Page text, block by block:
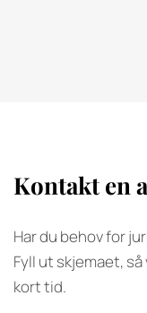
Kontakt en
Har du behov for
Fyll ut skjemaet,
kort tid.